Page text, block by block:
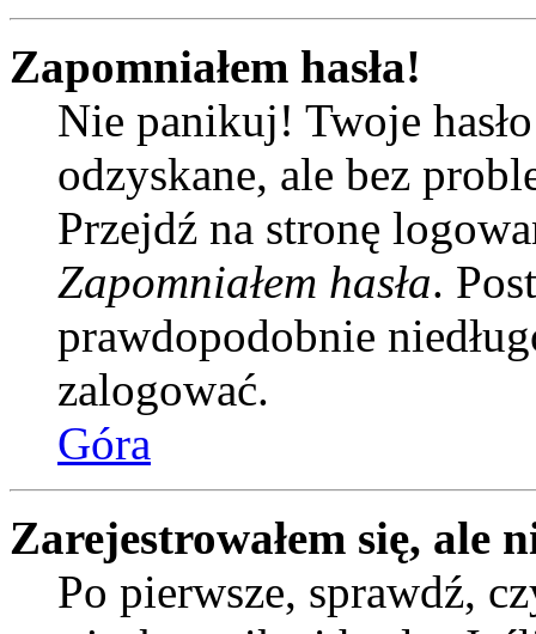
Zapomniałem hasła!
Nie panikuj! Twoje
odzyskane, ale bez
Przejdź na stronę
Zapomniałem hasła.
prawdopodobnie
zalogować.
Góra
Zarejestrowałem się, ale
Po pierwsze, sprawdź,